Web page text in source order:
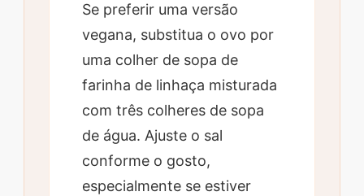
Se preferir uma versão
vegana, substitua o ovo por
uma colher de sopa de
farinha de linhaça misturada
com três colheres de sopa
de água. Ajuste o sal
conforme o gosto,
especialmente se estiver